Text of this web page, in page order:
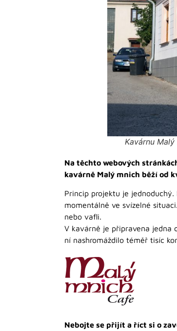
Kavárnu
Na těchto webových
kavárně Malý mnich běží od
Princip projektu je
momentálně ve svízelné
nebo vafli.
V kavárně je připravena jedna
ní nashromáždilo téměř tisíc
Nebojte se přijít a říct si o